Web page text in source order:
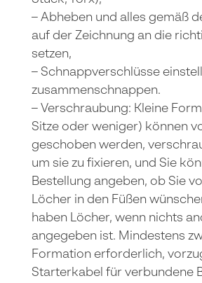
– Abheben und alles gemäß
auf der Zeichnung an die
setzen,
– Schnappverschlüsse
zusammenschnappen.
– Verschraubung: Kleine
Sitze oder weniger) können
geschoben werden,
um sie zu fixieren, und Sie
Bestellung angeben, ob Sie
Löcher in den Füßen
haben Löcher, wenn nichts
angegeben ist. Mindestens
Formation erforderlich,
Starterkabel für verbundene